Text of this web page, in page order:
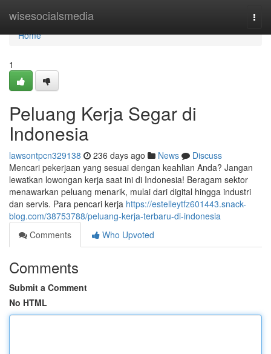
wisesocialsmedia
Home
Home
1
Peluang Kerja Segar di
Indonesia
lawsontpcn329138 236 days ago News
Discuss
Mencari pekerjaan yang sesuai dengan keahlian Anda? Jangan
lewatkan lowongan kerja saat ini di Indonesia! Beragam sektor
menawarkan peluang menarik, mulai dari digital hingga industri
dan servis. Para pencari kerja https://estelleytfz601443.snack-
blog.com/38753788/peluang-kerja-terbaru-di-indonesia
Comments
Who Upvoted
Comments
Submit a Comment
No HTML